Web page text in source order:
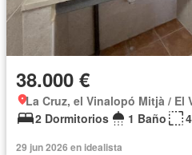
38.000 €
La Cruz, el Vinalopó Mitjà / El
2 Dormitorios
1 Baño
29 jun 2026 en idealista